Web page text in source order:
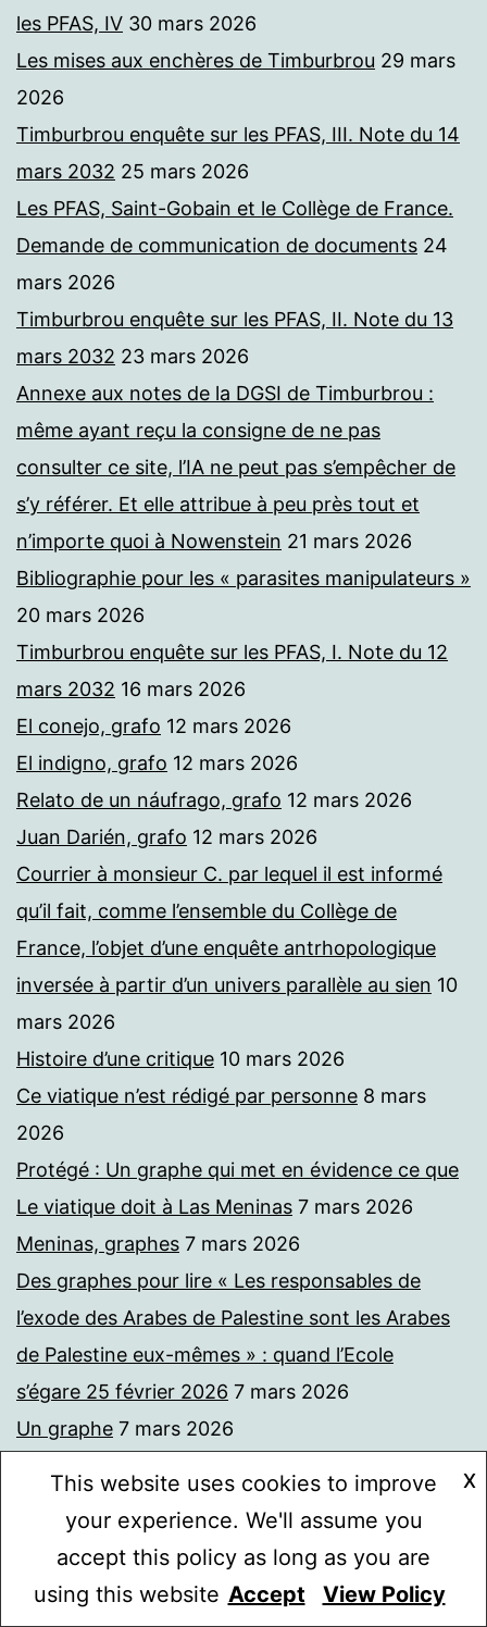
les PFAS, IV 30 mars 2026
Les mises aux enchères de Timburbrou 29 mars
2026
Timburbrou enquête sur les PFAS, III. Note du 14
mars 2032 25 mars 2026
Les PFAS, Saint-Gobain et le Collège de France.
Demande de communication de documents 24
mars 2026
Timburbrou enquête sur les PFAS, II. Note du 13
mars 2032 23 mars 2026
Annexe aux notes de la DGSI de Timburbrou :
même ayant reçu la consigne de ne pas
consulter ce site, l’IA ne peut pas s’empêcher de
s’y référer. Et elle attribue à peu près tout et
n’importe quoi à Nowenstein 21 mars 2026
Bibliographie pour les « parasites manipulateurs »
20 mars 2026
Timburbrou enquête sur les PFAS, I. Note du 12
mars 2032 16 mars 2026
El conejo, grafo 12 mars 2026
El indigno, grafo 12 mars 2026
Relato de un náufrago, grafo 12 mars 2026
Juan Darién, grafo 12 mars 2026
Courrier à monsieur C. par lequel il est informé
qu’il fait, comme l’ensemble du Collège de
France, l’objet d’une enquête antrhopologique
inversée à partir d’un univers parallèle au sien 10
mars 2026
Histoire d’une critique 10 mars 2026
Ce viatique n’est rédigé par personne 8 mars
2026
Protégé : Un graphe qui met en évidence ce que
Le viatique doit à Las Meninas 7 mars 2026
Meninas, graphes 7 mars 2026
Des graphes pour lire « Les responsables de
l’exode des Arabes de Palestine sont les Arabes
de Palestine eux-mêmes » : quand l’Ecole
s’égare 25 février 2026 7 mars 2026
Un graphe 7 mars 2026
Dispositif d’urgence pour examiner le dossier
Nowenstein avec une IA
Rapport sur la publication par Nowenstein d’un
faux rapport de la DGSI. Par la (vraie) DGSI de
This website uses cookies to improve
your experience. We'll assume you
accept this policy as long as you are
using this website
X
Accept View Policy
Mode sombre :